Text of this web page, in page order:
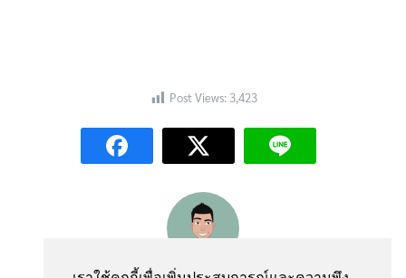
Post Views: 3,423